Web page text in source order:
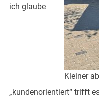
Kleiner
ich glaube
„kundenorientiert“ trifft